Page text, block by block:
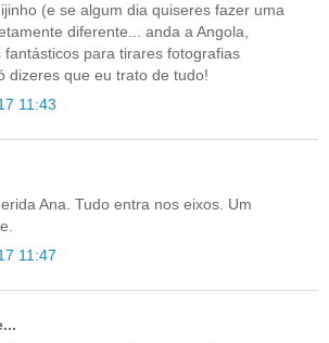
(e se algum dia quiseres fazer uma
diferente... anda a Angola,
fantásticos para tirares fotografias
dizeres que eu trato de tudo!
11:43
Ana. Tudo entra nos eixos. Um
11:47